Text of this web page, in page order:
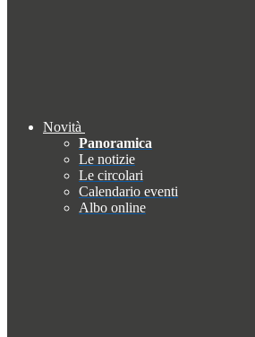
Novità
Panoramica
Le notizie
Le circolari
Calendario eventi
Albo online